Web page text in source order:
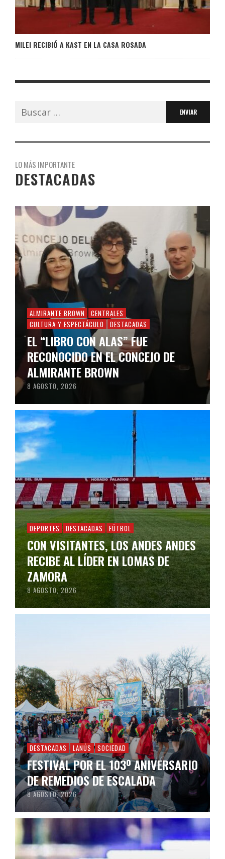
MILEI RECIBIÓ A KAST EN LA CASA ROSADA
Buscar:
LO MÁS IMPORTANTE
DESTACADAS
ALMIRANTE BROWN
CENTRALES
CULTURA Y ESPECTÁCULO
DESTACADAS
EL “LIBRO CON ALAS” FUE
RECONOCIDO EN EL CONCEJO DE
ALMIRANTE BROWN
8 AGOSTO, 2026
DEPORTES DESTACADAS FÚTBOL
CON VISITANTES, LOS ANDES ANDES
RECIBE AL LÍDER EN LOMAS DE
ZAMORA
8 AGOSTO, 2026
DESTACADAS LANÚS SOCIEDAD
FESTIVAL POR EL 103º ANIVERSARIO
DE REMEDIOS DE ESCALADA
8 AGOSTO, 2026